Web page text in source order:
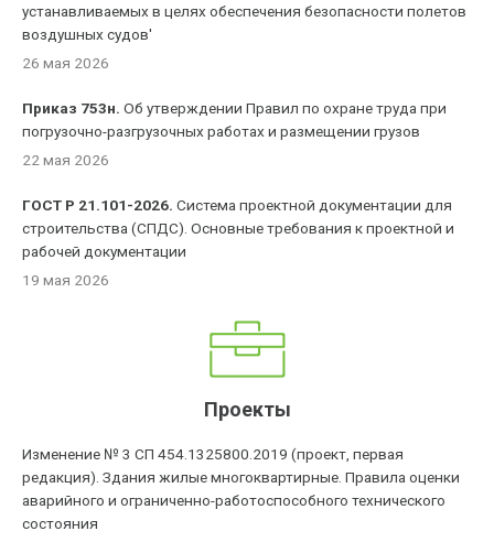
устанавливаемых в целях обеспечения безопасности полетов
воздушных судов'
26 мая 2026
Приказ 753н. Об утверждении Правил по охране труда при
погрузочно-разгрузочных работах и размещении грузов
22 мая 2026
ГОСТ Р 21.101-2026. Система проектной документации для
строительства (СПДС). Основные требования к проектной и
рабочей документации
19 мая 2026
Проекты
Изменение № 3 СП 454.1325800.2019 (проект, первая
редакция). Здания жилые многоквартирные. Правила оценки
аварийного и ограниченно-работоспособного технического
состояния